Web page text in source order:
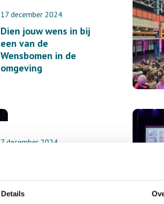
Details
Dien jouw wens in bij
een van de
Wensbomen in de
omgeving
17 december 2024
7 december 2024